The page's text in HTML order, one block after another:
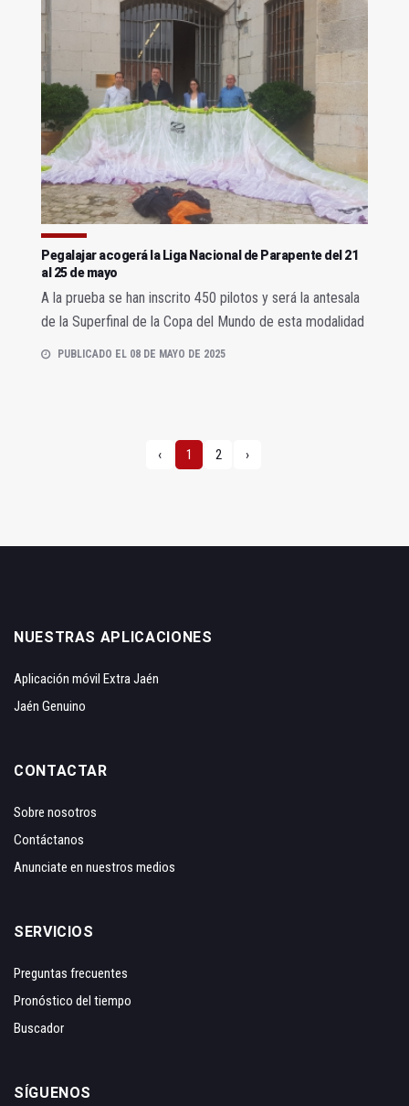
Pegalajar acogerá la Liga Nacional de Parapente del 21
al 25 de mayo
A la prueba se han inscrito 450 pilotos y será la antesala
de la Superfinal de la Copa del Mundo de esta modalidad
PUBLICADO EL 08 DE MAYO DE 2025
‹ 1 2 ›
NUESTRAS APLICACIONES
Aplicación móvil Extra Jaén
Jaén Genuino
CONTACTAR
Sobre nosotros
Contáctanos
Anunciate en nuestros medios
SERVICIOS
Preguntas frecuentes
Pronóstico del tiempo
Buscador
SÍGUENOS